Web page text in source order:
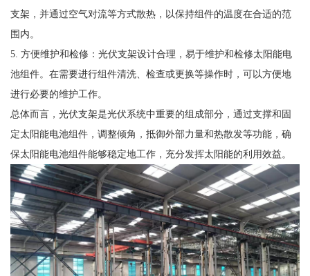
支架，并通过空气对流等方式散热，以保持组件的温度在合适的范
围内。
5. 方便维护和检修：光伏支架设计合理，易于维护和检修太阳能电
池组件。在需要进行组件清洗、检查或更换等操作时，可以方便地
进行必要的维护工作。
总体而言，光伏支架是光伏系统中重要的组成部分，通过支撑和固
定太阳能电池组件，调整倾角，抵御外部力量和热散发等功能，确
保太阳能电池组件能够稳定地工作，充分发挥太阳能的利用效益。